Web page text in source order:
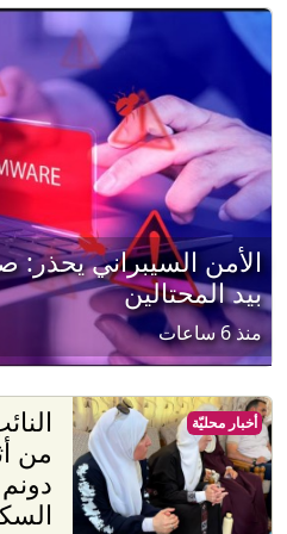
الأمن السيبراني
بيد المحتالين
منذ 6 ساعات
أخبار محليّة